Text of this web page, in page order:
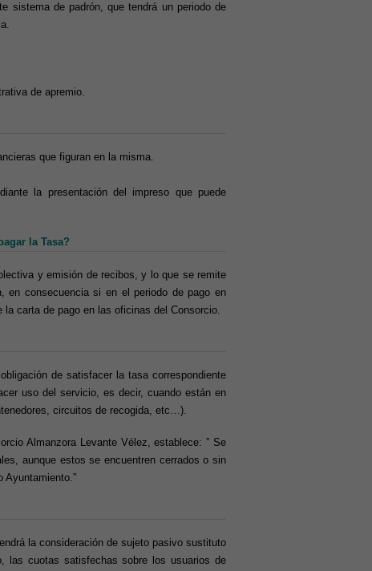
sistema de padrón, que tendrá un periodo de
de apremio.
que figuran en la misma.
la presentación del impreso que puede
la Tasa?
y emisión de recibos, y lo que se remite
en consecuencia si en el periodo de pago en
carta de pago en las oficinas del Consorcio.
de satisfacer la tasa correspondiente
uso del servicio, es decir, cuando están en
circuitos de recogida, etc…).
Almanzora Levante Vélez, establece: ” Se
aunque estos se encuentren cerrados o sin
Ayuntamiento.”
la consideración de sujeto pasivo sustituto
las cuotas satisfechas sobre los usuarios de